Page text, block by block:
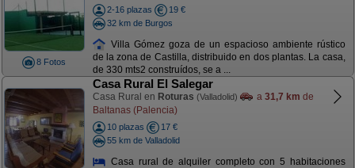
8 Fotos
2-16 plazas
19 €
32 km de Burgos
Villa Gómez goza de un espacioso ambiente rústico
de la zona de Castilla, distribuido en dos plantas. La casa,
de 330 mts2 construídos, se a ...
Casa Rural El Salegar
Casa Rural en Roturas (Valladolid) a 31,7 km de
Baltanas (Palencia)
10 plazas
17 €
55 km de Valladolid
Casa rural de alquiler completo con 5 habitaciones